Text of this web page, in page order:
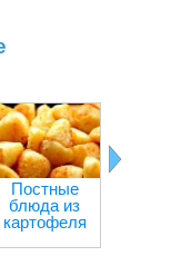
Постные
блюда из
картофеля